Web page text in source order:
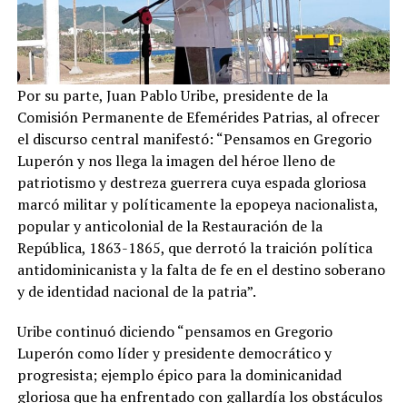
Por su parte, Juan Pablo Uribe, presidente de la
Comisión Permanente de Efemérides Patrias, al ofrecer
el discurso central manifestó: “Pensamos en Gregorio
Luperón y nos llega la imagen del héroe lleno de
patriotismo y destreza guerrera cuya espada gloriosa
marcó militar y políticamente la epopeya nacionalista,
popular y anticolonial de la Restauración de la
República, 1863-1865, que derrotó la traición política
antidominicanista y la falta de fe en el destino soberano
y de identidad nacional de la patria”.
Uribe continuó diciendo “pensamos en Gregorio
Luperón como líder y presidente democrático y
progresista; ejemplo épico para la dominicanidad
gloriosa que ha enfrentado con gallardía los obstáculos